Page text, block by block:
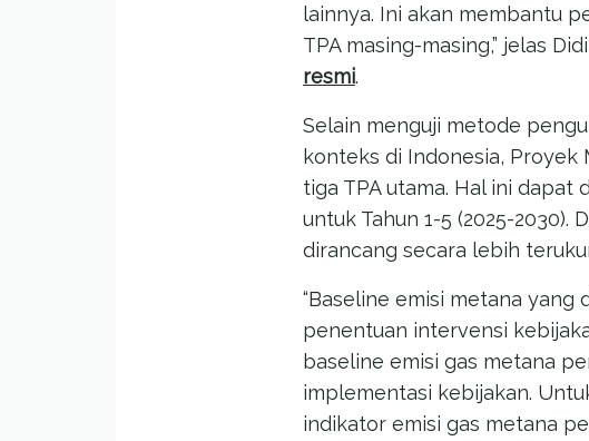
lainnya. Ini akan membantu
TPA masing-masing,” jelas
resmi.
Selain menguji metode
konteks di Indonesia, Proyek
tiga TPA utama. Hal ini
untuk Tahun 1-5 (2025-
dirancang secara lebih
“Baseline emisi metana yang
penentuan intervensi
baseline emisi gas metana
implementasi kebijakan.
indikator emisi gas metana